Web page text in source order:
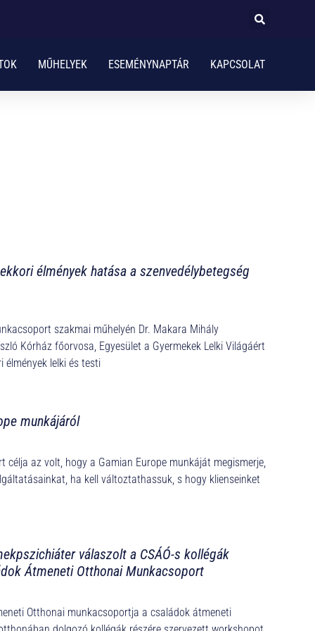
MŰHELYEK ESEMÉNYNAPTÁR KAPCSOLAT
élmények hatása a szenvedélybetegség
szakmai műhelyén Dr. Makara Mihály
Kórház főorvosa, Egyesület a Gyermekek Lelki Világáért
élmények lelki és testi
munkájáról
az volt, hogy a Gamian Europe munkáját megismerje,
ha kell változtathassuk, s hogy klienseinket
válaszolt a CSÁÓ-s kollégák
Átmeneti Otthonai Munkacsoport
Otthonai munkacsoportja a családok átmeneti